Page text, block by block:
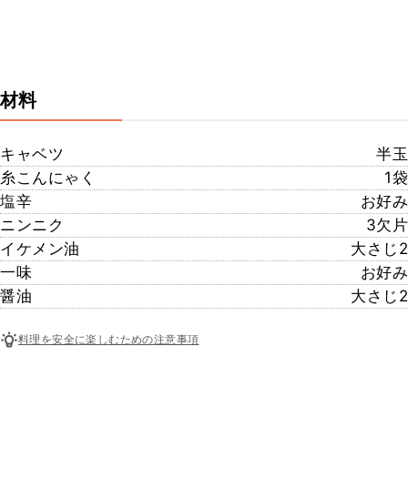
材料
キャベツ
半玉
糸こんにゃく
1袋
塩辛
お好み
ニンニク
3欠片
イケメン油
大さじ2
一味
お好み
醤油
大さじ2
料理を安全に楽しむための注意事項